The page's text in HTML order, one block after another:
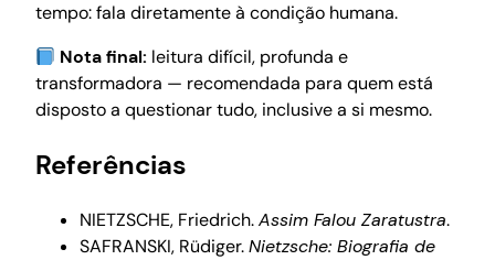
tempo: fala diretamente à condição humana.
Nota final: leitura difícil, profunda e
transformadora — recomendada para quem está
disposto a questionar tudo, inclusive a si mesmo.
Referências
NIETZSCHE, Friedrich.Assim Falou Zaratustra.
SAFRANSKI, Rüdiger.Nietzsche: Biografia de